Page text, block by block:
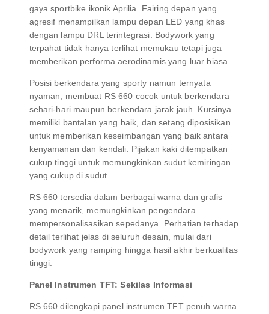
gaya sportbike ikonik Aprilia. Fairing depan yang
agresif menampilkan lampu depan LED yang khas
dengan lampu DRL terintegrasi. Bodywork yang
terpahat tidak hanya terlihat memukau tetapi juga
memberikan performa aerodinamis yang luar biasa.
Posisi berkendara yang sporty namun ternyata
nyaman, membuat RS 660 cocok untuk berkendara
sehari-hari maupun berkendara jarak jauh. Kursinya
memiliki bantalan yang baik, dan setang diposisikan
untuk memberikan keseimbangan yang baik antara
kenyamanan dan kendali. Pijakan kaki ditempatkan
cukup tinggi untuk memungkinkan sudut kemiringan
yang cukup di sudut.
RS 660 tersedia dalam berbagai warna dan grafis
yang menarik, memungkinkan pengendara
mempersonalisasikan sepedanya. Perhatian terhadap
detail terlihat jelas di seluruh desain, mulai dari
bodywork yang ramping hingga hasil akhir berkualitas
tinggi.
Panel Instrumen TFT: Sekilas Informasi
RS 660 dilengkapi panel instrumen TFT penuh warna